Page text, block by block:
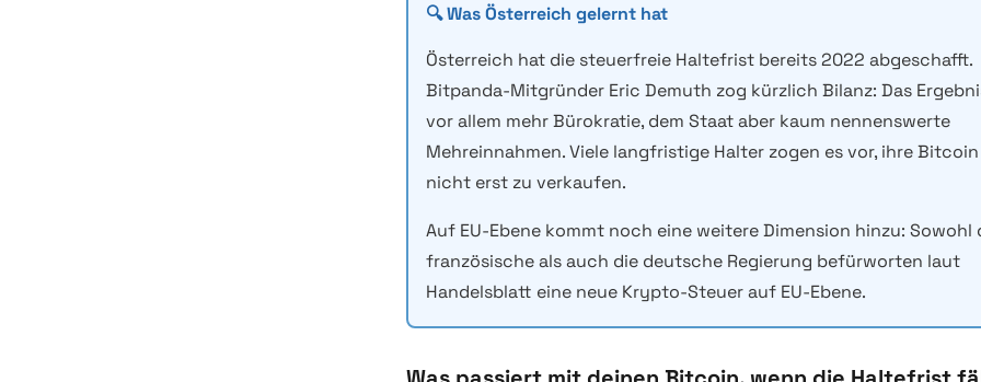
🔍 Was Österreich gelernt hat
Österreich hat die steuerfreie Haltefrist bereits 2022 abgeschafft.
Bitpanda-Mitgründer Eric Demuth zog kürzlich Bilanz: Das
vor allem mehr Bürokratie, dem Staat aber kaum nennenswerte
Mehreinnahmen. Viele langfristige Halter zogen es vor, ihre
nicht erst zu verkaufen.
Auf EU-Ebene kommt noch eine weitere Dimension hinzu: Sowohl
französische als auch die deutsche Regierung befürworten laut
Handelsblatt eine neue Krypto-Steuer auf EU-Ebene.